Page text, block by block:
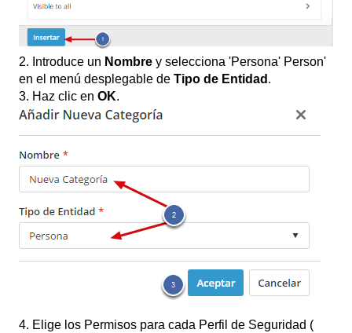
2. Introduce un Nombre y selecciona 'Persona' Person'
en el menú desplegable de Tipo de Entidad .
3. Haz clic en OK.
4. Elige los Permisos para cada Perfil de Seguridad (